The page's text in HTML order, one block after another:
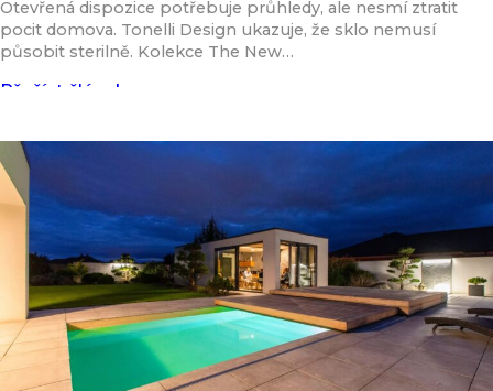
Otevřená dispozice potřebuje průhledy, ale nesmí ztratit
pocit domova. Tonelli Design ukazuje, že sklo nemusí
působit sterilně. Kolekce The New…
Přečíst článek